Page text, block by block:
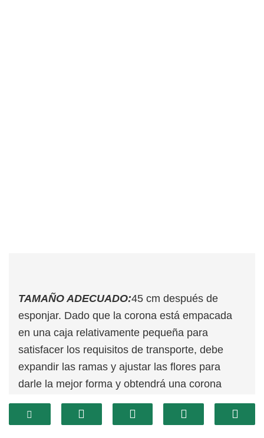
TAMAÑO ADECUADO:45 cm después de
esponjar. Dado que la corona está empacada
en una caja relativamente pequeña para
satisfacer los requisitos de transporte, debe
expandir las ramas y ajustar las flores para
darle la mejor forma y obtendrá una corona
completa de 19 pulgadas de tamaño suficiente.
DECORACIÓN VERSÁTIL:
Esta corona de